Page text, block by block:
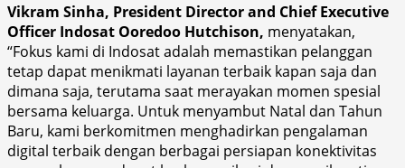
Vikram Sinha, President Director and Chief Executive
Officer Indosat Ooredoo Hutchison, menyatakan,
“Fokus kami di Indosat adalah memastikan pelanggan
tetap dapat menikmati layanan terbaik kapan saja dan
dimana saja, terutama saat merayakan momen spesial
bersama keluarga. Untuk menyambut Natal dan Tahun
Baru, kami berkomitmen menghadirkan pengalaman
digital terbaik dengan berbagai persiapan konektivitas